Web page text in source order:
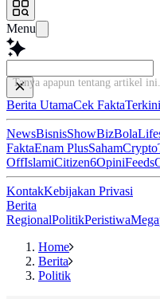
Menu
Tanya apapun tentang artikel
Berita UtamaCek FaktaTerkini
NewsBisnisShowBizBola
FaktaEnam PlusSahamCrypto
OffIslamiCitizen6OpiniFeeds
KontakKebijakan Privasi
Berita
RegionalPolitikPeristiwa
Home
Berita
Politik